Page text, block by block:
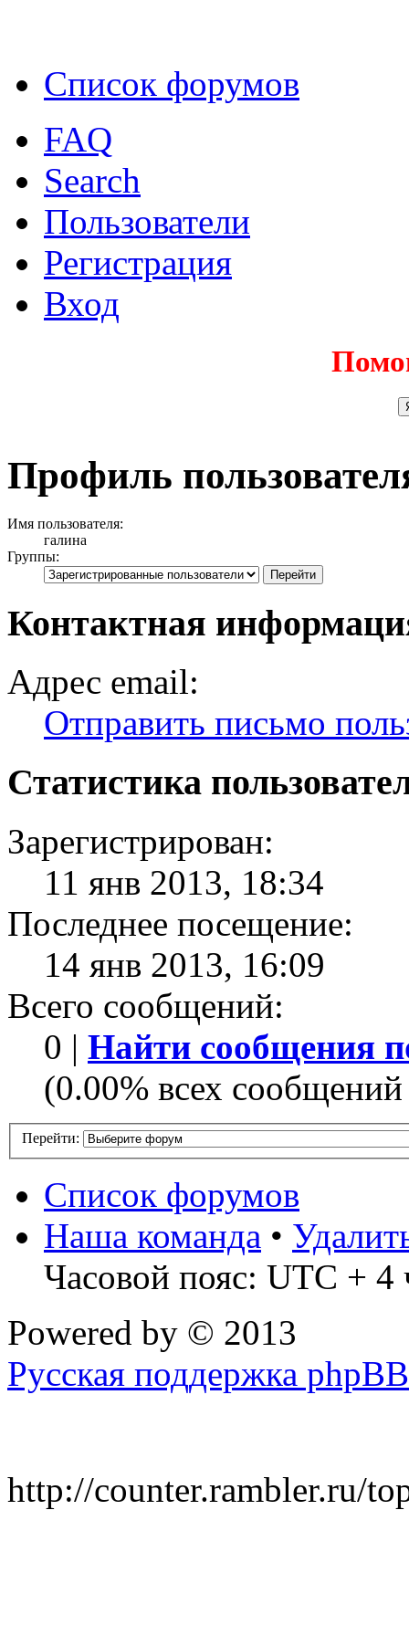
Список форумов
FAQ
Search
Пользователи
Регистрация
Вход
Профиль
Имя пользователя:
галина
Группы:
Контактная
Адрес email:
Отправить письмо
Статистика
Зарегистрирован:
11 янв 2013, 18:34
Последнее посещение:
14 янв 2013, 16:09
Всего сообщений:
0 | Найти сообщения
(0.00% всех
Перейти:
Список форумов
Наша команда •
Часовой пояс: UTC + 4
Powered by © 2013
Русская поддержка phpBB
http://counter.rambler.ru/